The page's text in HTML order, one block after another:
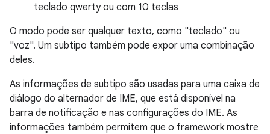
teclado qwerty ou com 10 teclas
O modo pode ser qualquer texto, como "teclado" ou
"voz". Um subtipo também pode expor uma combinação
deles.
As informações de subtipo são usadas para uma caixa de
diálogo do alternador de IME, que está disponível na
barra de notificação e nas configurações do IME. As
informações também permitem que o framework mostre